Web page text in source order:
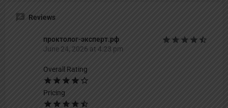
Reviews
проктолог-эксперт.рф
June 24, 2026 at 4:23 pm
Overall Rating
Pricing